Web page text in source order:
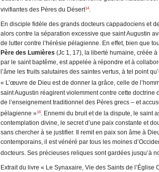
vivifiantes des Pères du Désert14.
En disciple fidèle des grands docteurs cappadociens et
alors contre la séparation excessive que saint Augustin
de lutter contre l’hérésie pélagienne. En effet, bien que
Père des Lumières (Jc 1, 17), la liberté humaine, créée
par le saint baptême, est appelée à répondre et à
l’âme les fruits salutaires des saintes vertus, à tel point
« L’œuvre de Dieu est de donner la grâce, celle de
saint Augustin réagirent violemment contre cette doctrine
de l’enseignement traditionnel des Pères grecs – et
pélagienne »16. Ennemi du bruit et de la dispute, le saint
contemplation divine, le secret d’une paix constante et
sans chercher à se justifier. Il remit en paix son âme à
contemporains, il est vénéré par tous les moines
docteurs. Ses précieuses reliques sont gardées jusqu’à
Extrait du livre « Le Synaxaire, Vie des Saints de